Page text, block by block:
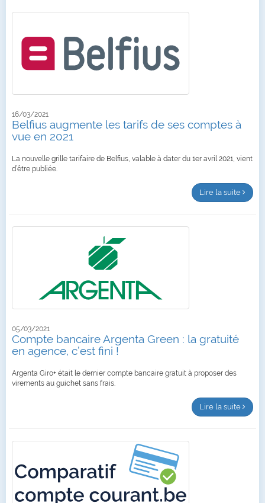
16/03/2021
Belfius augmente les tarifs de ses comptes à
vue en 2021
La nouvelle grille tarifaire de Belfius, valable à dater du 1er avril 2021, vient
d’être publiée.
Lire la suite
05/03/2021
Compte bancaire Argenta Green : la gratuité
en agence, c’est fini !
Argenta Giro+ était le dernier compte bancaire gratuit à proposer des
virements au guichet sans frais.
Lire la suite